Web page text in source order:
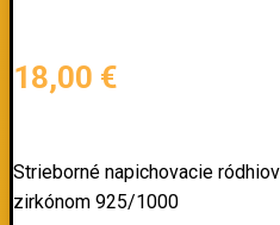
18,00 €
Strieborné napichovacie
zirkónom 925/1000